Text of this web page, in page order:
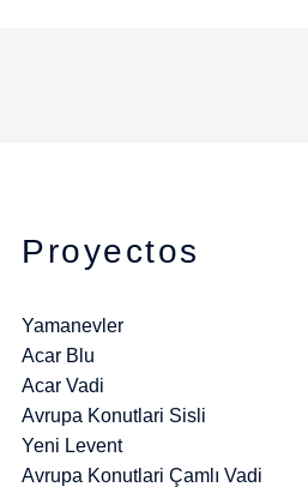
Proyectos
Yamanevler
Acar Blu
Acar Vadi
Avrupa Konutlari Sisli
Yeni Levent
Avrupa Konutlari Çamlı Vadi